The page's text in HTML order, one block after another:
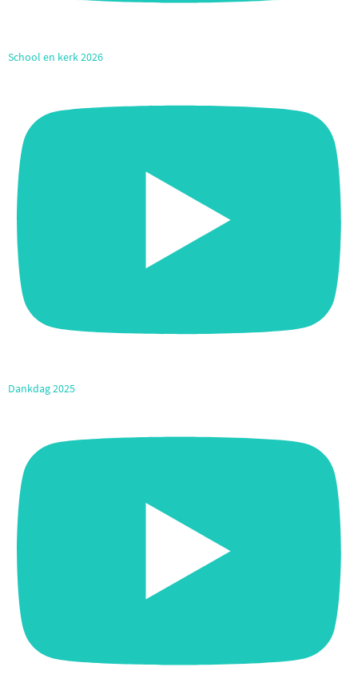
School en kerk 2026
Dankdag 2025